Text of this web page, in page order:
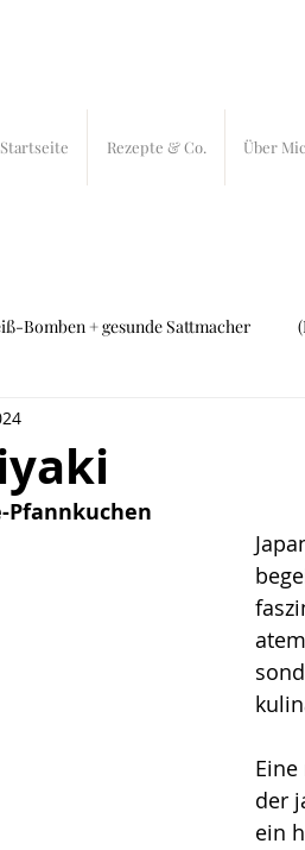
Startseite Rezepte & Co. Über
Bomben + gesunde Sattmacher
Fleisch
Pfannkuchen
der
ein